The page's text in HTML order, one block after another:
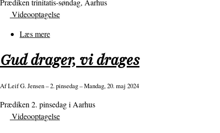
Prædiken trinitatis-søndag, Aarhus
Videooptagelse
Læs mere
i
en
med
falske
rygter
Gud drager, vi drages
AfLeif G. Jensen– 2. pinsedag – Mandag, 20. maj 2024
Prædiken 2. pinsedag i Aarhus
Videooptagelse